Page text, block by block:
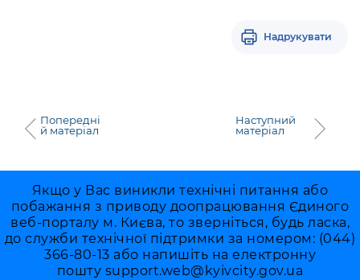
Надрукувати
Попередні
й матеріал
Наступний
матеріал
Якщо у Вас виникли технічні питання або
побажання з приводу доопрацювання Єдиного
веб-порталу м. Києва, то зверніться, будь ласка,
до служби технічної підтримки за номером: (044)
366-80-13 або напишіть на електронну
пошту support.web@kyivcity.gov.ua